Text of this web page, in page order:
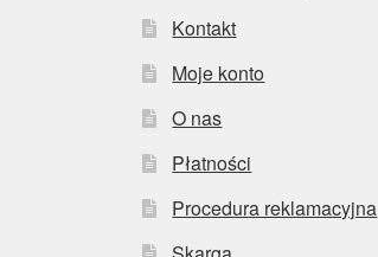
Kontakt
Moje konto
O nas
Płatności
Procedura reklamacyjna